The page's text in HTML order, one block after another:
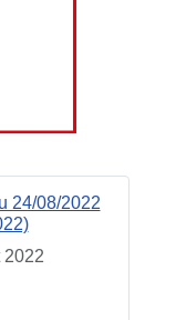
24/08/2022
2022